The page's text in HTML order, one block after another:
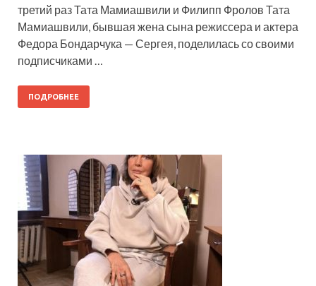
третий раз Тата Мамиашвили и Филипп Фролов Тата
Мамиашвили, бывшая жена сына режиссера и актера
Федора Бондарчука — Сергея, поделилась со своими
подписчиками …
ПОДРОБНЕЕ